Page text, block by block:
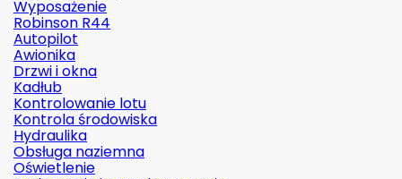
Wyposażenie
Robinson R44
Autopilot
Awionika
Drzwi i okna
Kadłub
Kontrolowanie lotu
Kontrola środowiska
Hydraulika
Obsługa naziemna
Oświetlenie